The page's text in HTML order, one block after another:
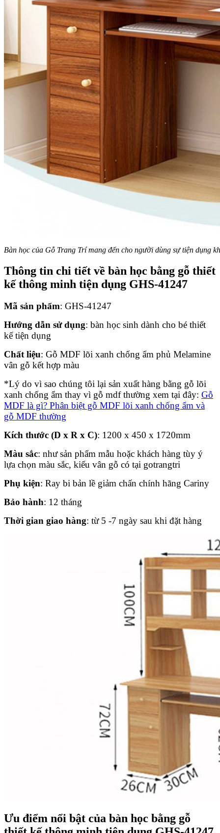
Bàn học của Gỗ Trang Trí mang đến cho người dùng sự tiện dụng
Thông tin chi tiết về bàn học bằng gỗ thiết
kế thông minh tiện dụng GHS-41247
Mã sản phẩm: GHS-41247
Hướng dẫn sử dụng: bàn học sinh dành cho bé thiết
kế tiện dụng
Chất liệu: Gỗ MDF lõi xanh chống ẩm phủ Melamine
vân gỗ kết hợp màu
*Lý do vì sao chúng tôi lại sản xuất hàng bằng gỗ lõi
xanh chống ẩm thay vì gỗ mdf thường xem tại đây: Gỗ
MDF là gì? Phân biệt gỗ MDF lõi xanh chống ẩm và
gỗ MDF thường
Kích thước (D x R x C): 1200 x 450 x 1720mm
Màu sắc: như sản phẩm mẫu hoặc khách hàng tùy ý
lựa chọn màu sắc, kiểu vân gỗ có tại gotrangtri
Phụ kiện: Ray bi bản lề giảm chấn chính hãng Cariny
Bảo hành: 12 tháng
Thời gian giao hàng: từ 5 -7 ngày sau khi đặt hàng
Ưu điểm nổi bật của bàn học bằng gỗ